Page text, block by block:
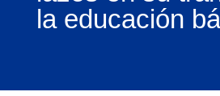
la educación